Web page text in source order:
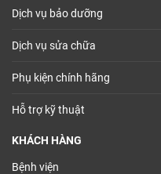
Dịch vụ bảo dưỡng
Dịch vụ sửa chữa
Phụ kiện chính hãng
Hỗ trợ kỹ thuật
KHÁCH HÀNG
Bệnh viện